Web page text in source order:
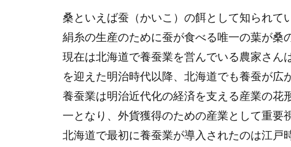
桑といえば蚕（かいこ）の餌として知られて
絹糸の生産のために蚕が食べる唯一の葉が桑
現在は北海道で養蚕業を営んでいる農家さん
を迎えた明治時代以降、北海道でも養蚕が広
養蚕業は明治近代化の経済を支える産業の花
一となり、外貨獲得のための産業として重要
北海道で最初に養蚕業が導入されたのは江戸